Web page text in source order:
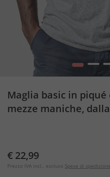
1 2
Maglia basic in
mezze maniche,
€ 22,99
Prezzo IVA incl., escluso Spese di spedizione